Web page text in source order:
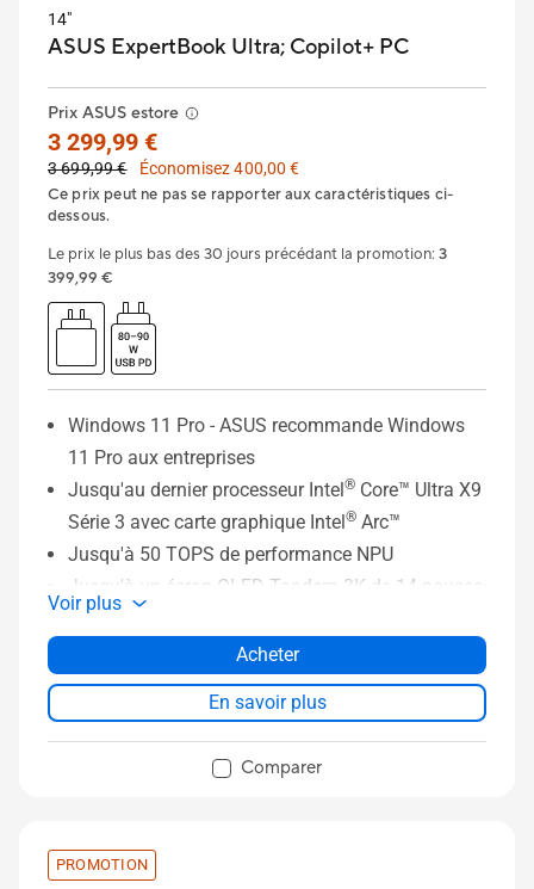
14"
ASUS ExpertBook Ultra; Copilot+ PC
Prix ASUS estore
3 299,99 €
3 699,99 €
Économisez 400,00 €
Ce prix peut ne pas se rapporter aux caractéristiques ci-
dessous.
Le prix le plus bas des 30 jours précédant la promotion: 3
399,99 €
Windows 11 Pro - ASUS recommande Windows
11 Pro aux entreprises
Jusqu'au dernier processeur Intel® Core™ Ultra X9
Série 3 avec carte graphique Intel® Arc™
Jusqu'à 50 TOPS de performance NPU
Jusqu'à un écran OLED Tandem 3K de 14 pouces
avec une luminosité HDR de 1400 nits
Conception entièrement métallique premium, à
partir de 0,99 kg et 10,9 mm d'épaisseur
Durabilité 9H grâce à la technologie Nano
Céramique
Le système de refroidissement à double
W de performance TDP
Sécurité de niveau entreprise conforme à la
Voir plus
Acheter
En savoir plus
Comparer
PROMOTION